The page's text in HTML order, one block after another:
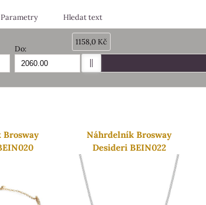
Parametry Hledat text
Do:
1158,0 Kč
Náhrdelník Brosway
Desideri BEIN022